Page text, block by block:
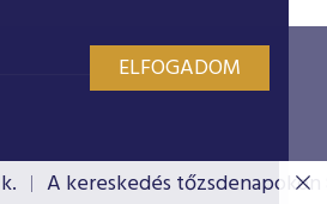
A kereskedés tőzsdenapokon
ELFOGADOM